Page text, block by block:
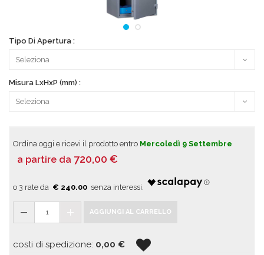
Tipo Di Apertura :
Misura LxHxP (mm) :
Ordina oggi e ricevi il prodotto entro Mercoledì 9 Settembre
a partire da 720,00 €
€ 240.00
1 AGGIUNGI AL CARRELLO
costi di spedizione: 0,00 €